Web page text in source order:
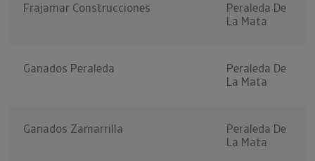
Frajamar Construcciones
Peraleda De
La Mata
Ganados Peraleda
Peraleda De
La Mata
Ganados Zamarrilla
Peraleda De
La Mata